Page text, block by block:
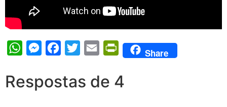
WhatsAppMessengerFacebook
Twitter Email PrintFriendly
Share
Respostas de 4